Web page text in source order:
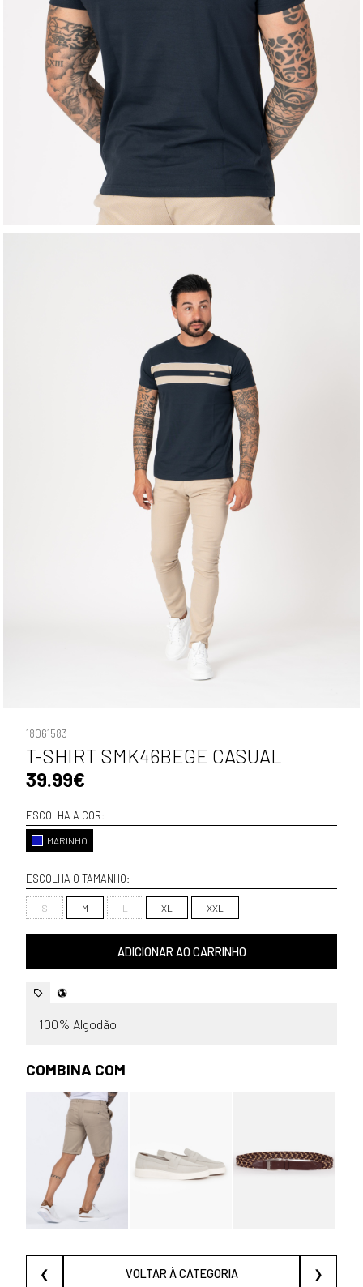
18061583
T-SHIRT SMK46BEGE CASUAL
39.99€
ESCOLHA A COR:
MARINHO
ESCOLHA O TAMANHO:
S M L XL XXL
ADICIONAR AO CARRINHO
100% Algodão
COMBINA COM
❮ VOLTAR À CATEGORIA ❯